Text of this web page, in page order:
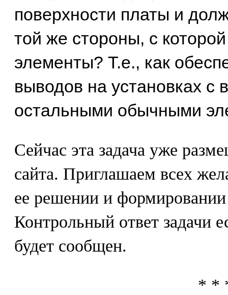
поверхности платы и
той же стороны, с
элементы? Т.е., как
выводов на установках с
остальными обычными
Сейчас эта задача уже
сайта. Приглашаем всех
ее решении и
Контрольный ответ задачи
будет сообщен.
* *